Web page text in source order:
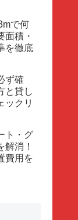
で何
面積・
を徹底
ず確
と貸し
ックリ
ト・グ
解消！
費用を